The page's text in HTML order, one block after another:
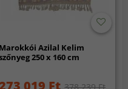
Marokkói Azilal Kelim
250 x 160 cm
019 Ft